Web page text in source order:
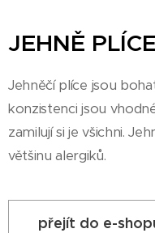
JEHNĚ PLÍCE
Jehněčí plíce jsou
konzistenci jsou
zamilují si je všichni.
většinu alergiků.
přejít do e-